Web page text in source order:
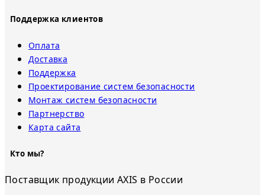
Поддержка клиентов
Оплата
Доставка
Поддержка
Проектирование систем безопасности
Монтаж систем безопасности
Партнерство
Карта сайта
Кто мы?
Поставщик продукции AXIS в России